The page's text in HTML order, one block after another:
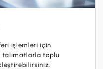
işlemleri için
talimatlarla toplu